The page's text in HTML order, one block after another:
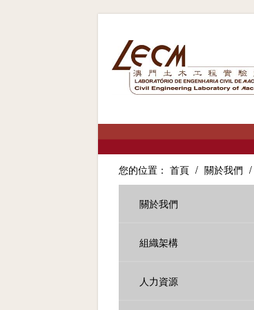
您的位置： 首頁 / 關於我們 /
關於我們
組織架構
人力資源